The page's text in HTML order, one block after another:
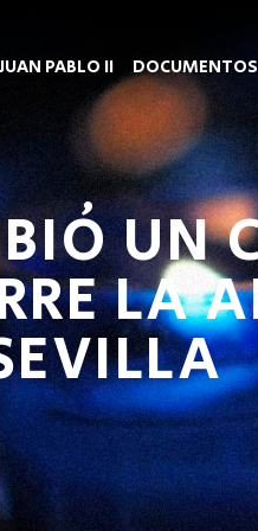
PABLO II DOCUMENTOS
UN
LA